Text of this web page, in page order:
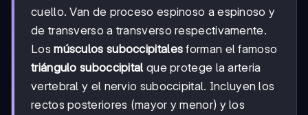
cuello. Van de proceso espinoso a espinoso y
de transverso a transverso respectivamente.
Losmúsculos suboccipitales forman el famoso
triángulo suboccipital que protege la arteria
vertebral y el nervio suboccipital. Incluyen los
rectos posteriores (mayor y menor) y los